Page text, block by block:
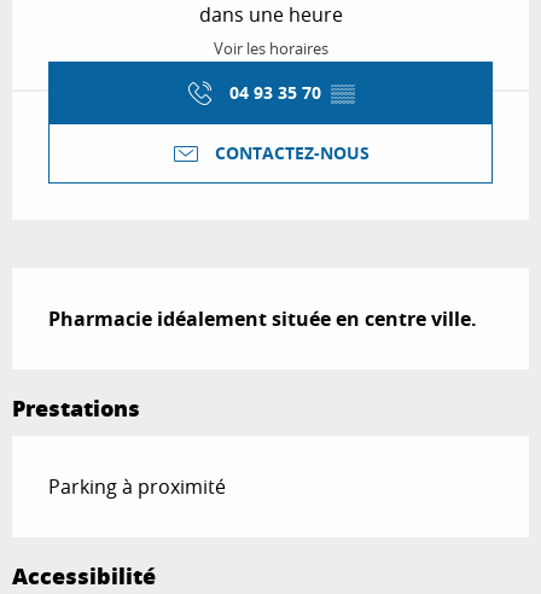
dans une heure
Voir les horaires
04 93 35 70 ▒▒
CONTACTEZ-NOUS
Pharmacie idéalement située en centre ville.
Prestations
Parking à proximité
Accessibilité